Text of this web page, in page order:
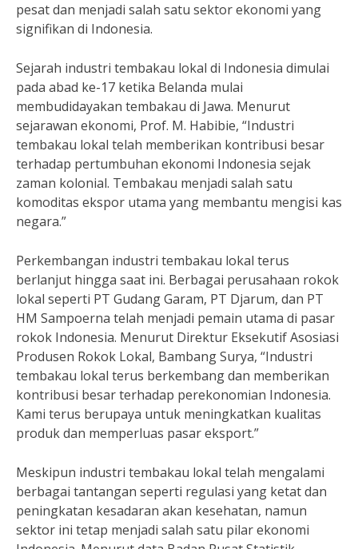
pesat dan menjadi salah satu sektor ekonomi yang
signifikan di Indonesia.
Sejarah industri tembakau lokal di Indonesia dimulai
pada abad ke-17 ketika Belanda mulai
membudidayakan tembakau di Jawa. Menurut
sejarawan ekonomi, Prof. M. Habibie, “Industri
tembakau lokal telah memberikan kontribusi besar
terhadap pertumbuhan ekonomi Indonesia sejak
zaman kolonial. Tembakau menjadi salah satu
komoditas ekspor utama yang membantu mengisi kas
negara.”
Perkembangan industri tembakau lokal terus
berlanjut hingga saat ini. Berbagai perusahaan rokok
lokal seperti PT Gudang Garam, PT Djarum, dan PT
HM Sampoerna telah menjadi pemain utama di pasar
rokok Indonesia. Menurut Direktur Eksekutif Asosiasi
Produsen Rokok Lokal, Bambang Surya, “Industri
tembakau lokal terus berkembang dan memberikan
kontribusi besar terhadap perekonomian Indonesia.
Kami terus berupaya untuk meningkatkan kualitas
produk dan memperluas pasar eksport.”
Meskipun industri tembakau lokal telah mengalami
berbagai tantangan seperti regulasi yang ketat dan
peningkatan kesadaran akan kesehatan, namun
sektor ini tetap menjadi salah satu pilar ekonomi